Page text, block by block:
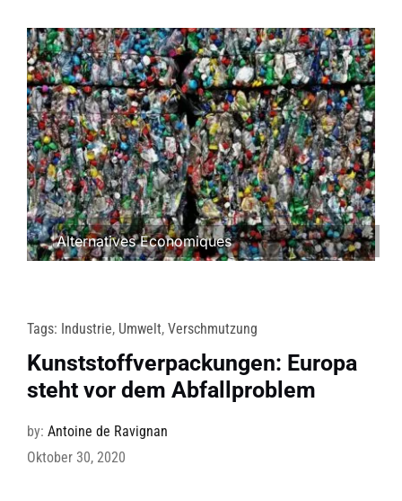
Alternatives Economiques
Tags: Industrie, Umwelt, Verschmutzung
Kunststoffverpackungen: Europa
steht vor dem Abfallproblem
by: Antoine de Ravignan
Oktober 30, 2020